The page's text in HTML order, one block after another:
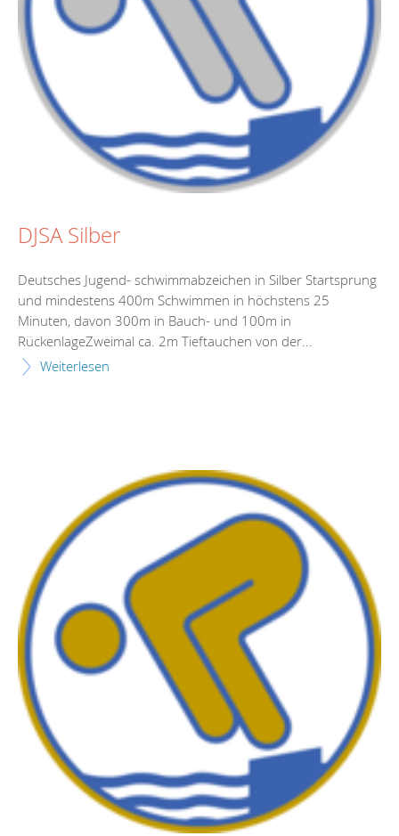
DJSA Silber
Deutsches Jugend- schwimmabzeichen in Silber Startsprung
und mindestens 400m Schwimmen in höchstens 25
Minuten, davon 300m in Bauch- und 100m in
RückenlageZweimal ca. 2m Tieftauchen von der...
Weiterlesen